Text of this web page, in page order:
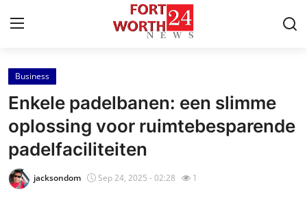
Home
Press Release
Contact
Privacy Policy
Business
Enkele padelbanen: een slimme
oplossing voor ruimtebesparende
padelfaciliteiten
jacksondom Sep 24, 2025 - 02:28 1